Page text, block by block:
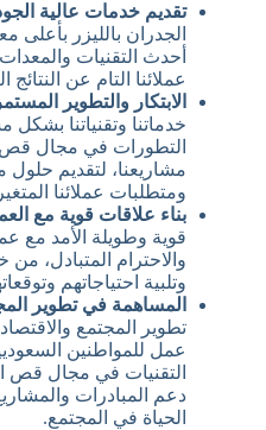
تقديم خدمات عالية
الجدران بالليزر بأعلى
أحدث التقنيات
عملائنا التام عن النتائج
الابتكار والتطوير
خدماتنا وتقنياتنا
التطورات في مجال قص
مشاريعنا، لتقديم حلول
ومتطلبات عملائنا
بناء علاقات قوية مع
قوية وطويلة الأمد مع
والاحترام المتبادل،
وتلبية احتياجاتهم
المساهمة في تطوير
تطوير المجتمع
عمل للمواطنين
التقنيات في مجال قص
دعم المبادرات
الحياة في المجتمع.